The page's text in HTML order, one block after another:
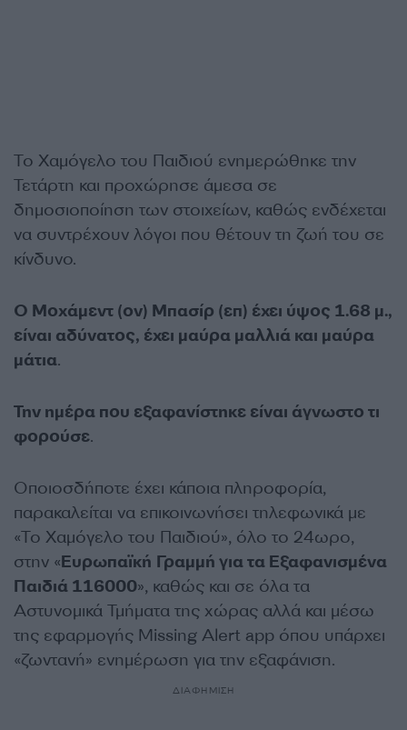
Το Χαμόγελο του Παιδιού ενημερώθηκε την
Τετάρτη και προχώρησε άμεσα σε
δημοσιοποίηση των στοιχείων, καθώς ενδέχεται
να συντρέχουν λόγοι που θέτουν τη ζωή του σε
κίνδυνο.
Ο Μοχάμεντ (ον) Μπασίρ (επ) έχει ύψος 1.68 μ.,
είναι αδύνατος, έχει μαύρα μαλλιά και μαύρα
μάτια.
Την ημέρα που εξαφανίστηκε είναι άγνωστο τι
φορούσε.
Οποιοσδήποτε έχει κάποια πληροφορία,
παρακαλείται να επικοινωνήσει τηλεφωνικά με
«Το Χαμόγελο του Παιδιού», όλο το 24ωρο,
στην «Ευρωπαϊκή Γραμμή για τα Εξαφανισμένα
Παιδιά 116000», καθώς και σε όλα τα
Αστυνομικά Τμήματα της χώρας αλλά και μέσω
της εφαρμογής Missing Alert app όπου υπάρχει
«ζωντανή» ενημέρωση για την εξαφάνιση.
ΔΙΑΦΗΜΙΣΗ